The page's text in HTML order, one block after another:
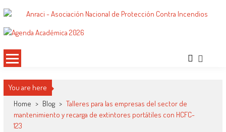
al
contenidoANRACI – Asociación Nacional de
Condiciones de Protección Contra Incendios para Nuestra Sociedad
You are here
Home > Blog > Talleres para las empresas del sector de
mantenimiento y recarga de extintores portátiles con HCFC-
123